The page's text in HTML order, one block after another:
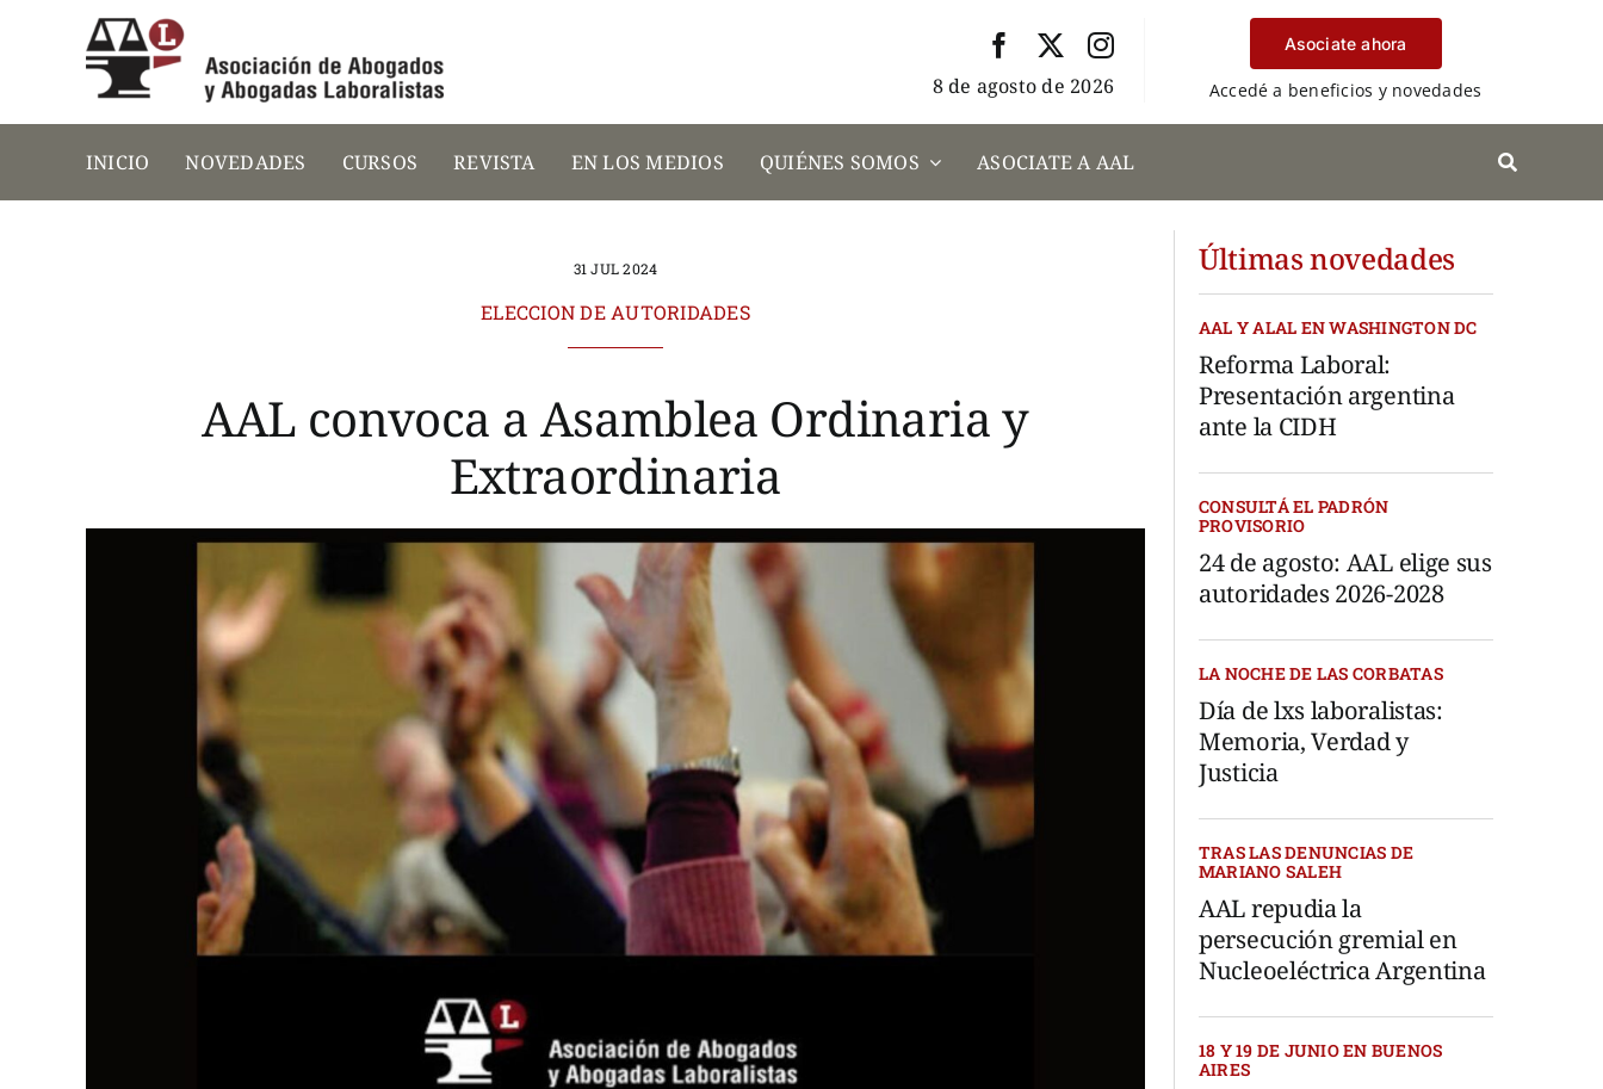
8 de agosto de 2026
Asociate ahora
Accedé a beneficios y novedades
INICIO NOVEDADES CURSOS REVISTA EN LOS MEDIOS QUIÉNES SOMOS ASOCIATE A AAL
31 JUL 2024
ELECCION DE AUTORIDADES
AAL convoca a Asamblea Ordinaria y
Extraordinaria
Últimas novedades
AAL Y ALAL EN WASHINGTON DC
Reforma Laboral:
Presentación argentina
ante la CIDH
CONSULTÁ EL PADRÓN
PROVISORIO
24 de agosto: AAL elige sus
autoridades 2026-2028
LA NOCHE DE LAS CORBATAS
Día de lxs laboralistas:
Memoria, Verdad y
Justicia
TRAS LAS DENUNCIAS DE
MARIANO SALEH
AAL repudia la
persecución gremial en
Nucleoeléctrica Argentina
18 Y 19 DE JUNIO EN BUENOS
AIRES